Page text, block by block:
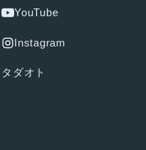
YouTube
Instagram
タダオト